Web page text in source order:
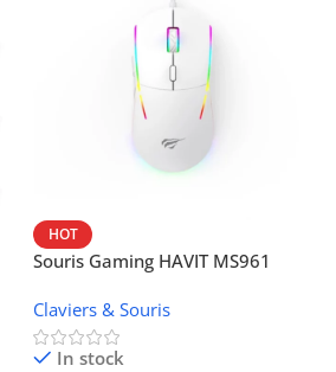
HOT
Souris Gaming HAVIT MS961
Claviers & Souris
In stock